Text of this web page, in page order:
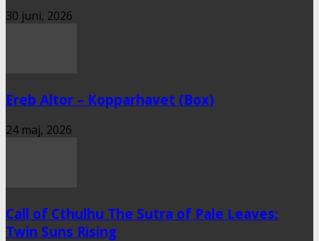
30 juni, 2026
Ereb Altor – Kopparhavet (Box)
24 maj, 2026
Call of Cthulhu The Sutra of Pale Leaves:
Twin Suns Rising